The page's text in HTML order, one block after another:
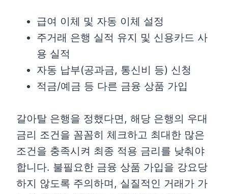
급여 이체 및 자동 이체 설정
주거래 은행 실적 유지 및 신용카드 사
용 실적
자동 납부(공과금, 통신비 등) 신청
적금/예금 등 다른 금융 상품 가입
갈아탈 은행을 정했다면, 해당 은행의 우대
금리 조건을 꼼꼼히 체크하고 최대한 많은
조건을 충족시켜 최종 적용 금리를 낮춰야
합니다. 불필요한 금융 상품 가입을 강요당
하지 않도록 주의하며, 실질적인 거래가 가